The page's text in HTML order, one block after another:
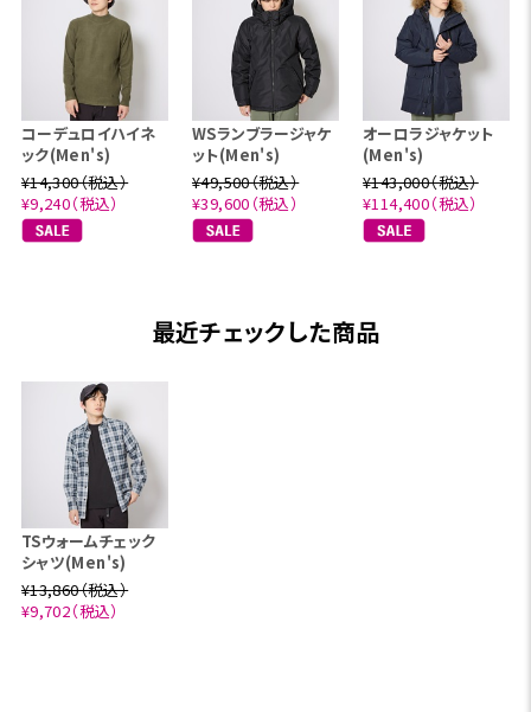
コーデュロイハイネ
ック(Men's)
¥14,300（税込）
¥9,240（税込）
WSランブラージャケ
ット(Men's)
¥49,500（税込）
¥39,600（税込）
オーロラジャケット
(Men's)
¥143,000（税込）
¥114,400（税込）
最近チェックした商品
TSウォームチェック
シャツ(Men's)
¥13,860（税込）
¥9,702（税込）